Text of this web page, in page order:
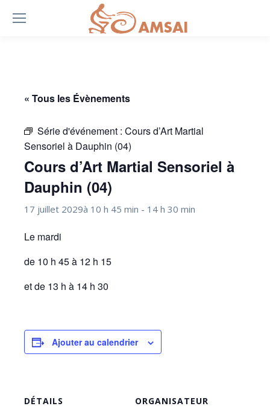
« Tous les Évènements
Série d'événement : Cours d’Art Martial
Sensoriel à Dauphin (04)
Cours d’Art Martial Sensoriel à
Dauphin (04)
17 juillet 2029à 10 h 45 min - 14 h 30 min
Le mardi
de 10 h 45 à 12 h 15
et de 13 h à 14 h 30
Ajouter au calendrier
DÉTAILS ORGANISATEUR